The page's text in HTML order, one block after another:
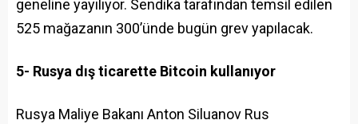
geneline yayılıyor. Sendika tarafından temsil edilen
525 mağazanın 300’ünde bugün grev yapılacak.
5- Rusya dış ticarette Bitcoin kullanıyor
Rusya Maliye Bakanı Anton Siluanov Rus